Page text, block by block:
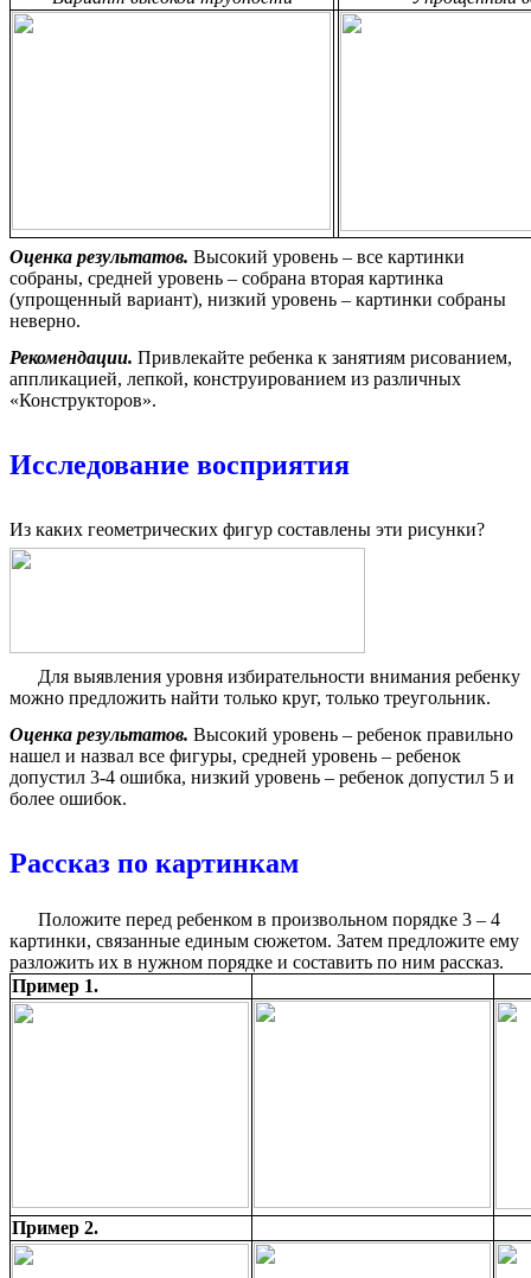
Оценка результатов. Высокий уровень – все картинки
собраны, средней уровень – собрана вторая картинка
(упрощенный вариант), низкий уровень – картинки собраны
неверно.
Рекомендации. Привлекайте ребенка к занятиям рисованием,
аппликацией, лепкой, конструированием из различных
«Конструкторов».
Исследование восприятия
Из каких геометрических фигур составлены эти рисунки?
Для выявления уровня избирательности внимания ребенку
можно предложить найти только круг, только треугольник.
Оценка результатов. Высокий уровень – ребенок правильно
нашел и назвал все фигуры, средней уровень – ребенок
допустил 3-4 ошибка, низкий уровень – ребенок допустил 5 и
более ошибок.
Рассказ по картинкам
Положите перед ребенком в произвольном порядке 3 – 4
картинки, связанные единым сюжетом. Затем предложите ему
разложить их в нужном порядке и составить по ним рассказ.
Пример 1.
Пример 2.